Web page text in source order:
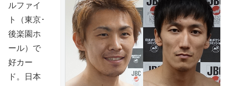
ルファイ
ト（東京･
後楽園ホ
ール）で
好カー
ド。日本